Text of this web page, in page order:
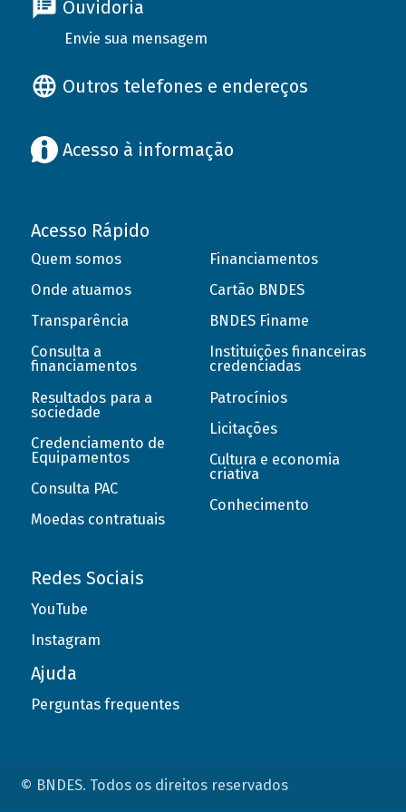
Ouvidoria
Envie sua mensagem
Outros telefones e endereços
Acesso à informação
Acesso Rápido
Quem somos
Onde atuamos
Transparência
Consulta a
financiamentos
Resultados para a
sociedade
Credenciamento de
Equipamentos
Consulta PAC
Moedas contratuais
Financiamentos
Cartão BNDES
BNDES Finame
Instituições financeiras
credenciadas
Patrocínios
Licitações
Cultura e economia
criativa
Conhecimento
Redes Sociais
YouTube
Instagram
Ajuda
Perguntas frequentes
© BNDES. Todos os direitos reservados